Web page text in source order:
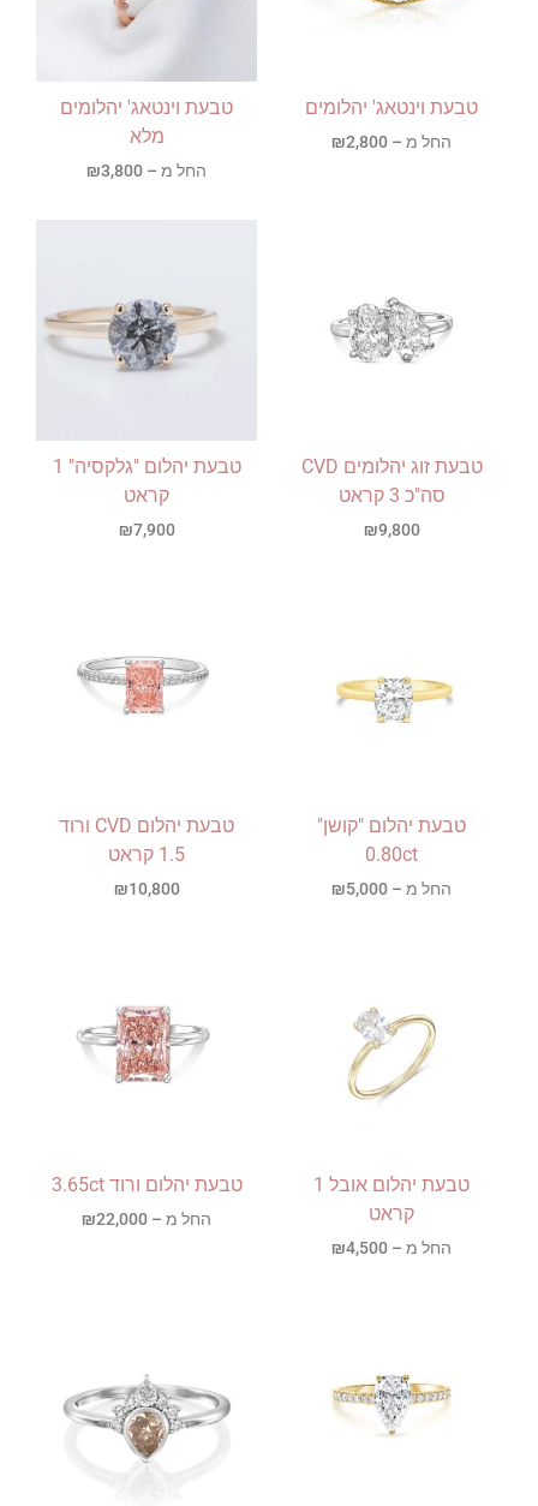
טבעת וינטאג' יהלומים
החל מ – ₪2,800
טבעת וינטאג' יהלומים
מלא
החל מ – ₪3,800
טבעת זוג יהלומים CVD
סה"כ 3 קראט
₪9,800
טבעת יהלום "גלקסיה" 1
קראט
₪7,900
טבעת יהלום "קושן"
0.80ct
החל מ – ₪5,000
טבעת יהלום CVD ורוד
1.5 קראט
₪10,800
טבעת יהלום אובל 1
קראט
החל מ – ₪4,500
טבעת יהלום ורוד 3.65ct
החל מ – ₪22,000